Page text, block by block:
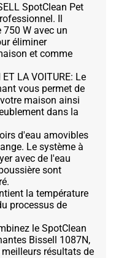
SpotClean Pet
Il
W avec un
éliminer
et comme
LA VOITURE: Le
vous permet de
maison ainsi
dans la
d'eau amovibles
Le système à
avec de l'eau
sont
la température
processus de
le SpotClean
Bissell 1087N,
résultats de